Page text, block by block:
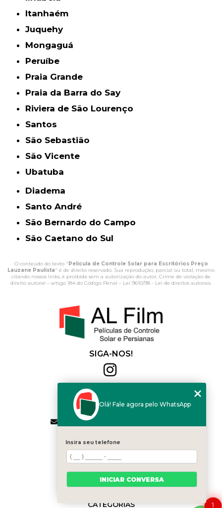
Itanhaém
Juquehy
Mongaguá
Peruíbe
Praia Grande
Praia da Barra do Say
Riviera de São Lourenço
Santos
São Sebastião
São Vicente
Ubatuba
Diadema
Santo André
São Bernardo do Campo
São Caetano do Sul
O conteúdo do texto "Película de Controle Solar para Escritórios Preço
Lauzane Paulista" é de direito reservado. Sua reprodução, parcial ou total, mesmo
citando nossos links, é proibida sem a autorização do autor. Crime de violação de
direito autoral – artigo 184 do Código Penal – Lei 9610/98 - Lei de direitos autorais.
SIGA-NOS!
(11) 2564-4684
(11) 94168-2041
contato.vendas@alfilm.com.br
MENU
HOME
QUEM SOMOS
SERVIÇOS
BLOG
CATEGORIAS
1
Olá! Fale agora pelo WhatsApp
Insira seu telefone
INICIAR CONVERSA